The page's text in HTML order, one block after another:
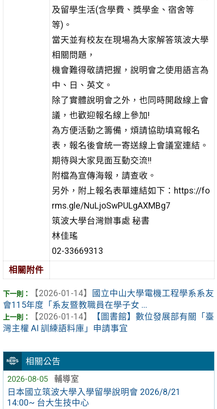
相關公告
2026-08-05
輔導室
日本國立筑波大學入學留學說明會 2026/8/21
14:00~ 台大生技中心
及留學生活(含學費、獎學金、宿舍等
等)。
當天並有校友在現場為大家解答筑波大學
相關問題，
機會難得敬請把握，說明會之使用語言為
中、日、英文。
除了實體說明會之外，也同時開啟線上會
議，也歡迎報名線上參加!
為方便活動之籌備，煩請協助填寫報名
表，報名後會統一寄送線上會議室連結。
期待與大家見面互動交流!!
附檔為宣傳海報，請查收。
另外，附上報名表單連結如下：https://fo
rms.gle/NuLjoSwPULgAXMBg7
筑波大學台灣辦事處 秘書
林佳瑤
02-33669313
相關附件
【2026-01-14】
國立中山大學電機工程學系系友
會115年度「系友暨教職員在學子女 ...
【2026-01-14】
【圖書館】數位發展部有關「臺
灣主權 AI 訓練語料庫」申請事宜